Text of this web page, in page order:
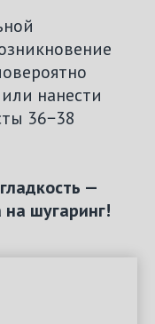
нанести
36−38
—
на шугаринг!